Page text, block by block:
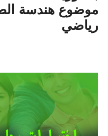
موضوع هندسة
رياضي